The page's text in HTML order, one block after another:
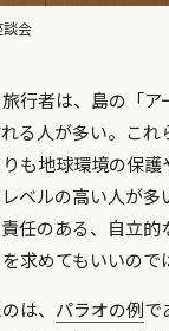
談会
行者は、島の「ア
る人が多い。これ
も地球環境の保護
ベルの高い人が多
任のある、自立的
求めてもいいので
は、 パラオの例 で